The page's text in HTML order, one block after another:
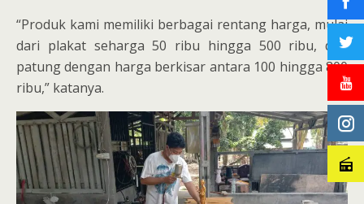
“Produk kami memiliki berbagai rentang harga, mulai
dari plakat seharga 50 ribu hingga 500 ribu, dan
patung dengan harga berkisar antara 100 hingga 800
ribu,” katanya.